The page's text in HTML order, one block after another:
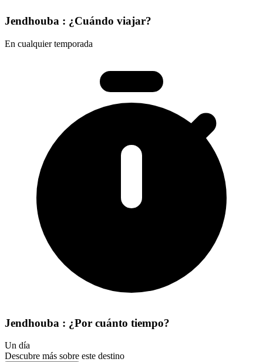
Jendhouba : ¿Cuándo viajar?
En cualquier temporada
Jendhouba : ¿Por cuánto tiempo?
Un día
Descubre más sobre este destino